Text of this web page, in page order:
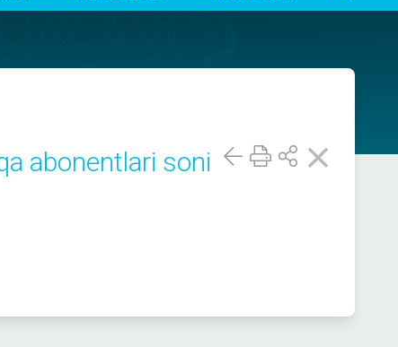
abonentlari soni